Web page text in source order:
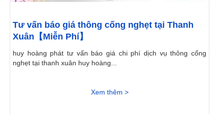
Tư vấn báo giá thông cống nghẹt tại Thanh
Xuân【Miễn Phí】
huy hoàng phát tư vấn báo giá chi phí dịch vụ thông cống
nghẹt tại thanh xuân huy hoàng...
Xem thêm >